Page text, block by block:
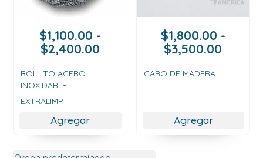
$1,100.00 -
$2,400.00Rango
precios:
BOLLITO ACERO
INOXIDABLE
EXTRALIMP
Agregar
$1,800.00 -
$3,500.00
CABO DE MADERA
Agregar